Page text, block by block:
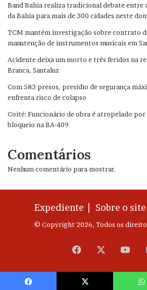
Band Bahia realiza tradicional debate entre
da Bahia para mais de 300 cidades neste
TCM mantém investigação sobre contrato
manutenção de instrumentos musicais em
Acidente deixa um morto e três feridos na
Branca, Santaluz
Com 583 presos, presídio de segurança
enfrenta risco de colapso
Coité: Funcionário de obra é atropelado
bloqueio na BA-409
Comentários
Nenhum comentário para mostrar.
Expediente | Sobre o
© Copyright 2026, Todos os
Facebook